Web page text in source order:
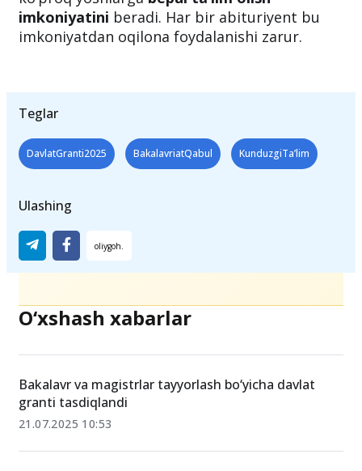
imkoniyatini beradi. Har bir abituriyent bu
imkoniyatdan oqilona foydalanishi zarur.
Teglar
DavlatGranti2025 BakalavriatQabul KunduzgiTaʼlim
Ulashing
O‘xshash xabarlar
Bakalavr va magistrlar tayyorlash bo‘yicha davlat
granti tasdiqlandi
21.07.2025 10:53